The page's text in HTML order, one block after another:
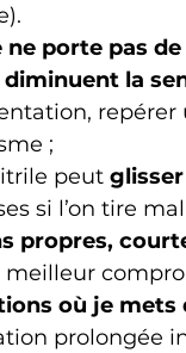
ne porte pas
diminuent la
;
peut glisser
si l’on tire mal
propres,
où je mets
prolongée